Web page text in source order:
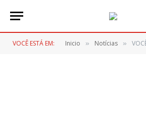
VOCÊ ESTÁ EM: Inicio » Notícias » VOCÊ